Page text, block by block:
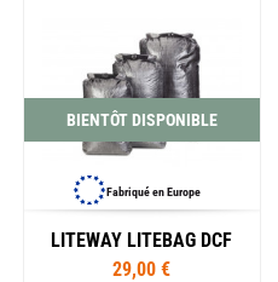
BIENTÔT DISPONIBLE
Fabriqué en Europe
LITEWAY LITEBAG DCF
29,00 €